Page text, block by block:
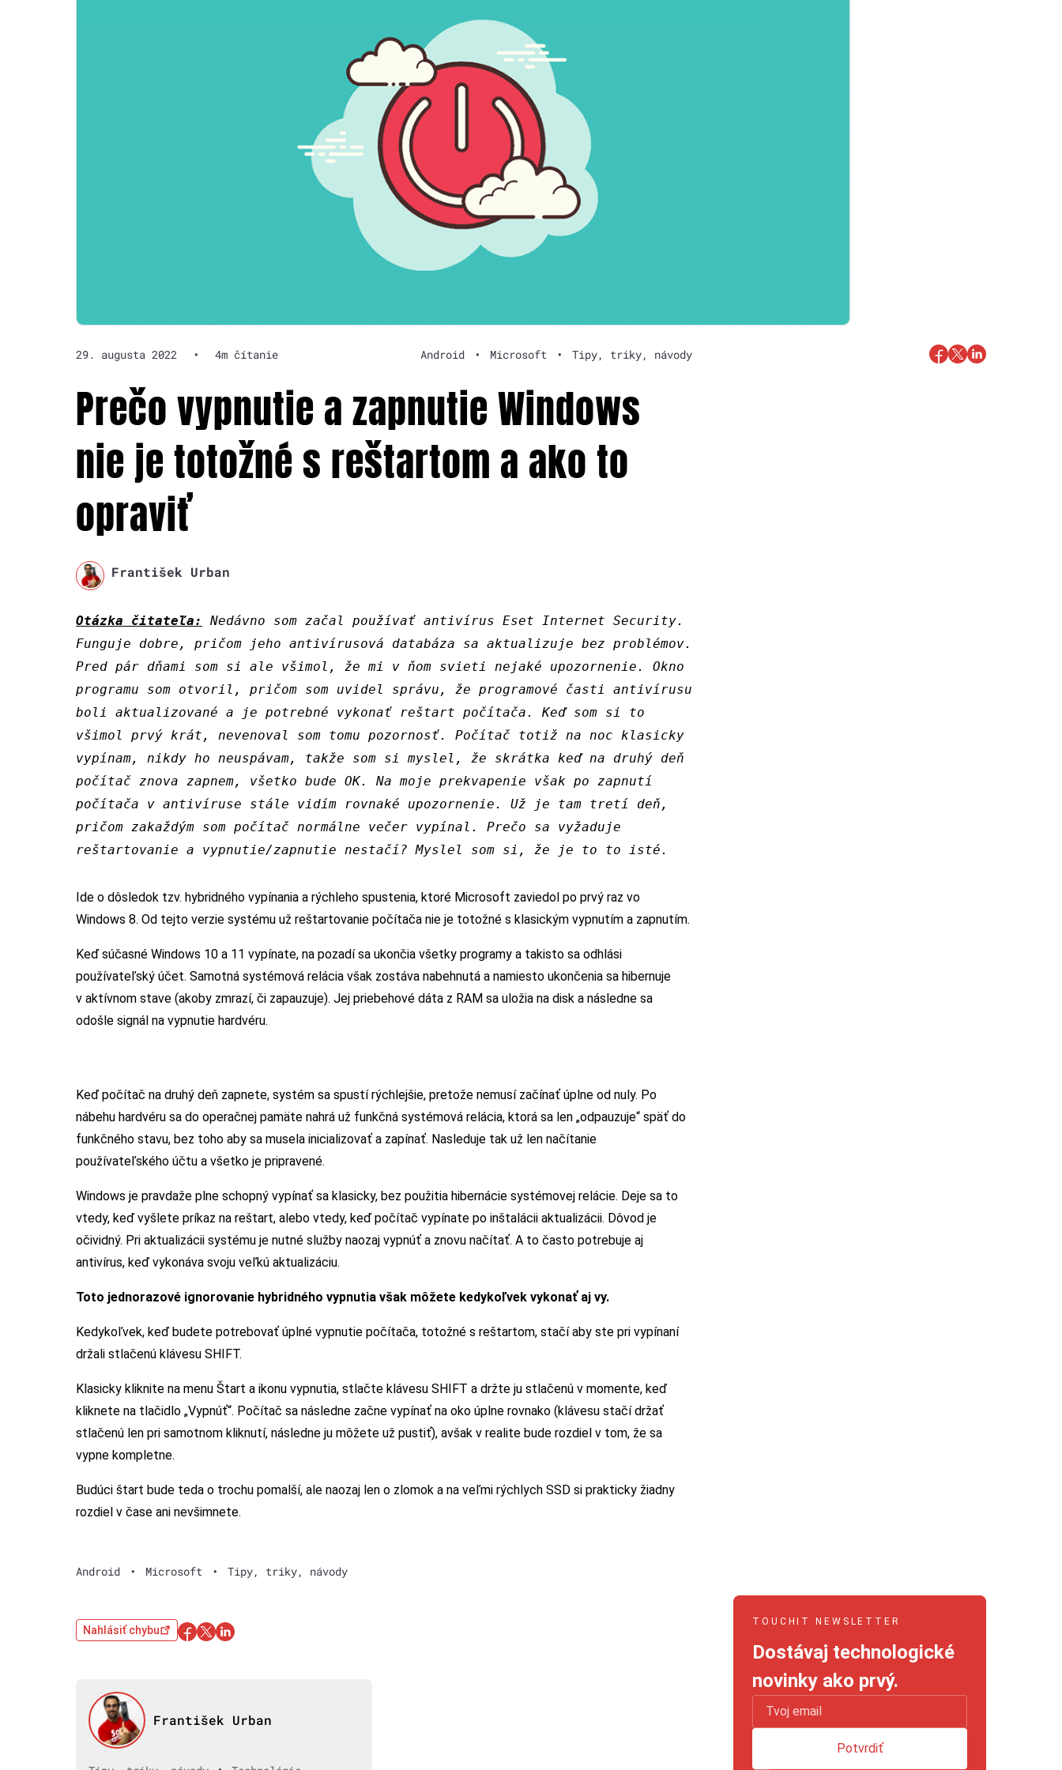
29. augusta 2022 • 4m čítanie Android • Microsoft • Tipy, triky, návody
Prečo vypnutie a zapnutie Windows
nie je totožné s reštartom a ako to
opraviť
František Urban
Otázka čitateľa:
Nedávno som začal používať antivírus Eset Internet Security.
Funguje dobre, pričom jeho antivírusová databáza sa aktualizuje bez problémov.
Pred pár dňami som si ale všimol, že mi v ňom svieti nejaké upozornenie. Okno
programu som otvoril, pričom som uvidel správu, že programové časti antivírusu
boli aktualizované a je potrebné vykonať reštart počítača. Keď som si to
všimol prvý krát, nevenoval som tomu pozornosť. Počítač totiž na noc klasicky
vypínam, nikdy ho neuspávam, takže som si myslel, že skrátka keď na druhý deň
počítač znova zapnem, všetko bude OK. Na moje prekvapenie však po zapnutí
počítača v antivíruse stále vidím rovnaké upozornenie. Už je tam tretí deň,
pričom zakaždým som počítač normálne večer vypínal. Prečo sa vyžaduje
reštartovanie a vypnutie/zapnutie nestačí? Myslel som si, že je to to isté.
Ide o dôsledok tzv. hybridného vypínania a rýchleho spustenia, ktoré Microsoft zaviedol po prvý raz vo
Windows 8. Od tejto verzie systému už reštartovanie počítača nie je totožné s klasickým vypnutím a zapnutím.
Keď súčasné Windows 10 a 11 vypínate, na pozadí sa ukončia všetky programy a takisto sa odhlási
používateľský účet. Samotná systémová relácia však zostáva nabehnutá a namiesto ukončenia sa hibernuje
v aktívnom stave (akoby zmrazí, či zapauzuje). Jej priebehové dáta z RAM sa uložia na disk a následne sa
odošle signál na vypnutie hardvéru.
Keď počítač na druhý deň zapnete, systém sa spustí rýchlejšie, pretože nemusí začínať úplne od nuly. Po
nábehu hardvéru sa do operačnej pamäte nahrá už funkčná systémová relácia, ktorá sa len „odpauzuje“ späť do
funkčného stavu, bez toho aby sa musela inicializovať a zapínať. Nasleduje tak už len načítanie
používateľského účtu a všetko je pripravené.
Windows je pravdaže plne schopný vypínať sa klasicky, bez použitia hibernácie systémovej relácie. Deje sa to
vtedy, keď vyšlete príkaz na reštart, alebo vtedy, keď počítač vypínate po inštalácii aktualizácii. Dôvod je
očividný. Pri aktualizácii systému je nutné služby naozaj vypnúť a znovu načítať. A to často potrebuje aj
antivírus, keď vykonáva svoju veľkú aktualizáciu.
Toto jednorazové ignorovanie hybridného vypnutia však môžete kedykoľvek vykonať aj vy.
Kedykoľvek, keď budete potrebovať úplné vypnutie počítača, totožné s reštartom, stačí aby ste pri vypínaní
držali stlačenú klávesu SHIFT.
Klasicky kliknite na menu Štart a ikonu vypnutia, stlačte klávesu SHIFT a držte ju stlačenú v momente, keď
kliknete na tlačidlo „Vypnúť“. Počítač sa následne začne vypínať na oko úplne rovnako (klávesu stačí držať
stlačenú len pri samotnom kliknutí, následne ju môžete už pustiť), avšak v realite bude rozdiel v tom, že sa
vypne kompletne.
Budúci štart bude teda o trochu pomalší, ale naozaj len o zlomok a na veľmi rýchlych SSD si prakticky žiadny
rozdiel v čase ani nevšimnete.
Android • Microsoft • Tipy, triky, návody
Nahlásiť chybu
František Urban
TOUCHIT NEWSLETTER
Dostávaj technologické
novinky ako prvý.
Potvrdiť